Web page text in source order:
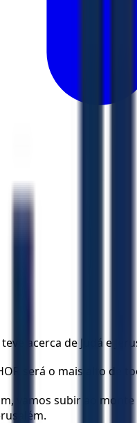
acerca de Judá e
será o mais alto
vamos subir ao